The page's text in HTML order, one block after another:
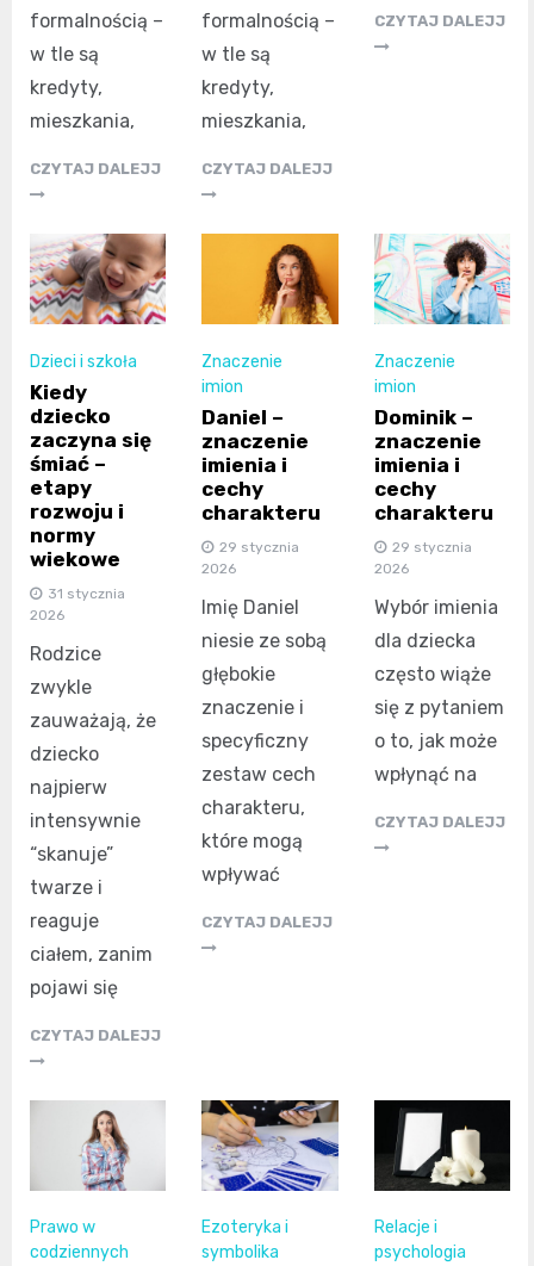
formalnością –
w tle są
kredyty,
mieszkania,
CZYTAJ DALEJJ
formalnością –
w tle są
kredyty,
mieszkania,
CZYTAJ DALEJJ
CZYTAJ DALEJJ
Dzieci i szkoła
Kiedy
dziecko
zaczyna się
śmiać –
etapy
rozwoju i
normy
wiekowe
31 stycznia
2026
Rodzice
zwykle
zauważają, że
dziecko
najpierw
intensywnie
“skanuje”
twarze i
reaguje
ciałem, zanim
pojawi się
CZYTAJ DALEJJ
Znaczenie
imion
Daniel –
znaczenie
imienia i
cechy
charakteru
29 stycznia
2026
Imię Daniel
niesie ze sobą
głębokie
znaczenie i
specyficzny
zestaw cech
charakteru,
które mogą
wpływać
CZYTAJ DALEJJ
Znaczenie
imion
Dominik –
znaczenie
imienia i
cechy
charakteru
29 stycznia
2026
Wybór imienia
dla dziecka
często wiąże
się z pytaniem
o to, jak może
wpłynąć na
CZYTAJ DALEJJ
Prawo w
codziennych
Ezoteryka i
symbolika
Relacje i
psychologia